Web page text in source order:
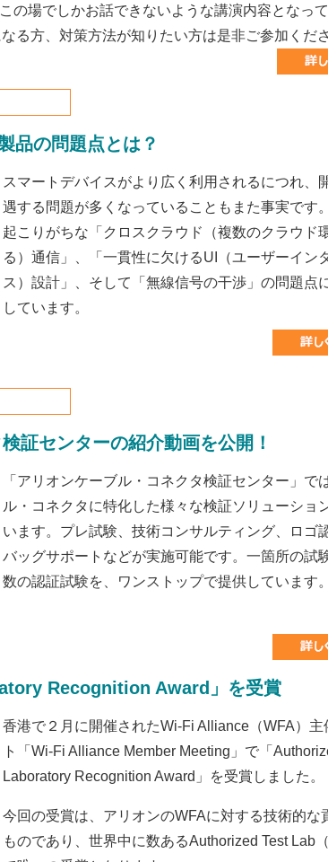
の場でしかお話できないような講演内容となっ
る方、対策方法が知りたい方は是非ご参加くださ
品の問題点とは？
スマートデバイスがより広く利用されるにつれ、
遇する問題が多くなっていることもまた事実です
起こりがちな「クロスクラウド（複数のクラウド
る）通信」、「一貫性に欠けるUI（ユーザーイン
ス）設計」、そして「無線信号の干渉」の問題点
しています。
証センターの紹介動画を公開！
「アリオンケーブル・コネクタ検証センター」で
ル・コネクタに特化した様々な検証ソリューショ
います。プレ試験、技術コンサルティング、ロゴ
バッグサポートなどが実施可能です。一箇所の試
数の認証試験を、ワンストップで提供しています。
Recognition Award」を受賞
香港で２月に開催されたWi-Fi Alliance（WFA）主
ト「Wi-Fi Alliance Member Meeting」で「
Laboratory Recognition Award」を受賞しました。
今回の受賞は、アリオンのWFAに対する技術的な
ものであり、世界中に数あるAuthorized Test Lab